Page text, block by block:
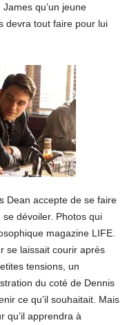
qu’un jeune
devra tout faire pour lui
Dean accepte de se faire
dévoiler. Photos qui
magazine LIFE.
se laissait courir après
tensions, un
du coté de Dennis
ce qu’il souhaitait. Mais
qu’il apprendra à